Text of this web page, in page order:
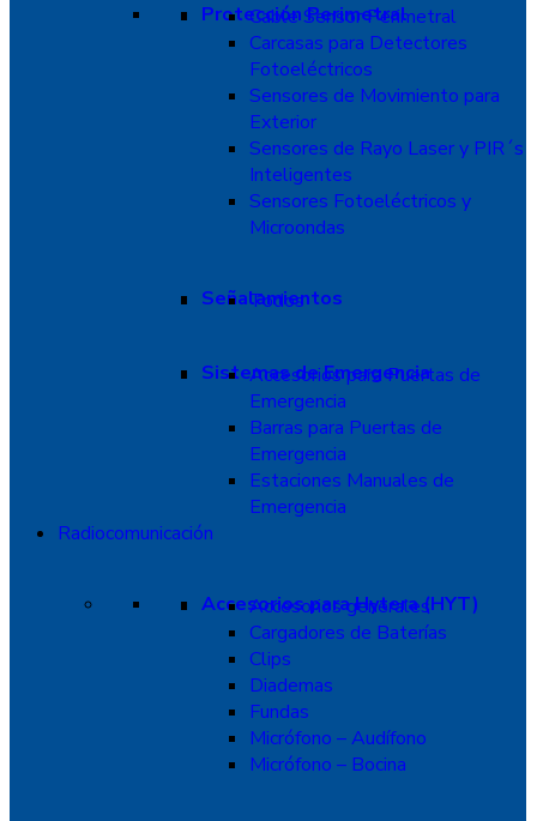
Protección Perimetral
Cable Sensor Perimetral
Carcasas para Detectores
Fotoeléctricos
Sensores de Movimiento para
Exterior
Sensores de Rayo Laser y PIR´s
Inteligentes
Sensores Fotoeléctricos y
Microondas
Señalamientos
Todos
Sistemas de Emergencia
Accesorios para Puertas de
Emergencia
Barras para Puertas de
Emergencia
Estaciones Manuales de
Emergencia
Radiocomunicación
Accesorios para Hytera (HYT)
Accesorios generales
Cargadores de Baterías
Clips
Diademas
Fundas
Micrófono – Audífono
Micrófono – Bocina